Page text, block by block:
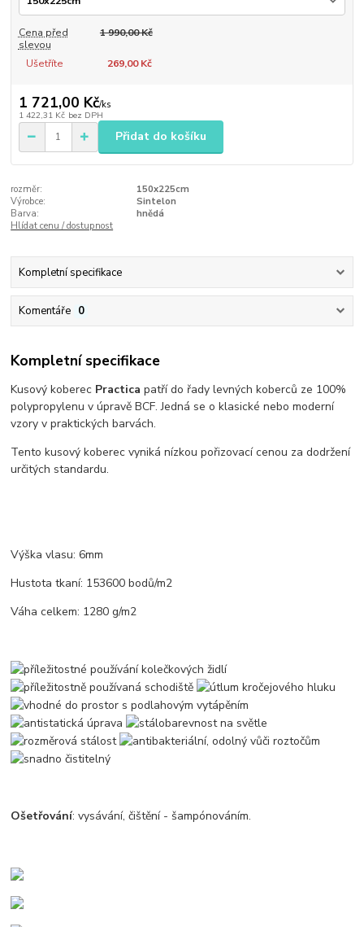
Cena před
slevou
1 990,00 Kč
Ušetříte 269,00 Kč
1 721,00 Kč/ks
1 422,31 Kč bez DPH
Přidat do košíku
rozměr:
150x225cm
Výrobce:
Sintelon
Barva:
hnědá
Hlídat cenu / dostupnost
Kompletní specifikace
Komentáře 0
Kompletní specifikace
Kusový koberec Practica patří do řady levných koberců ze 100%
polypropylenu v úpravě BCF. Jedná se o klasické nebo moderní
vzory v praktických barvách.
Tento kusový koberec vyniká nízkou pořizovací cenou za dodržení
určitých standardu.
Výška vlasu: 6mm
Hustota tkaní: 153600 bodů/m2
Váha celkem: 1280 g/m2
Ošetřování: vysávání, čištění - šampónováním.